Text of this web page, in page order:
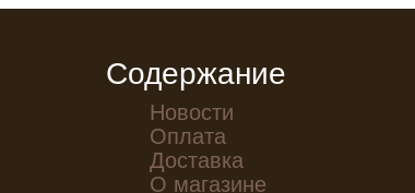
Содержание
Новости
Оплата
Доставка
О магазине